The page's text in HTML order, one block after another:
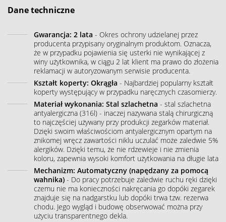
Dane techniczne
Gwarancja: 2 lata - Okres ochrony udzielanej przez
producenta przypisany oryginalnym produktom. Oznacza,
że w przypadku pojawienia się usterki nie wynikającej z
winy użytkownika, w ciągu 2 lat klient ma prawo do złożenia
reklamacji w autoryzowanym serwisie producenta.
Kształt koperty: Okrągła - Najbardziej popularny kształt
koperty występujący w przypadku naręcznych czasomierzy.
Materiał wykonania: Stal szlachetna - stal szlachetna
antyalergiczna (316l) - inaczej nazywana stalą chirurgiczną
to najczęściej używany przy produkcji zegarków materiał.
Dzięki swoim właściwościom antyalergicznym opartym na
znikomej wręcz zawartości niklu uczulać może zaledwie 5%
alergików. Dzięki temu, że nie rdzewieje i nie zmienia
koloru, zapewnia wysoki komfort użytkowania na długie lata
Mechanizm: Automatyczny (napędzany za pomocą
wahnika) - Do pracy potrzebuje zaledwie ruchu ręki dzięki
czemu nie ma konieczności nakręcania go dopóki zegarek
znajduje się na nadgarstku lub dopóki trwa tzw. rezerwa
chodu. Jego wygląd i budowę obserwować można przy
użyciu transparentnego dekla.